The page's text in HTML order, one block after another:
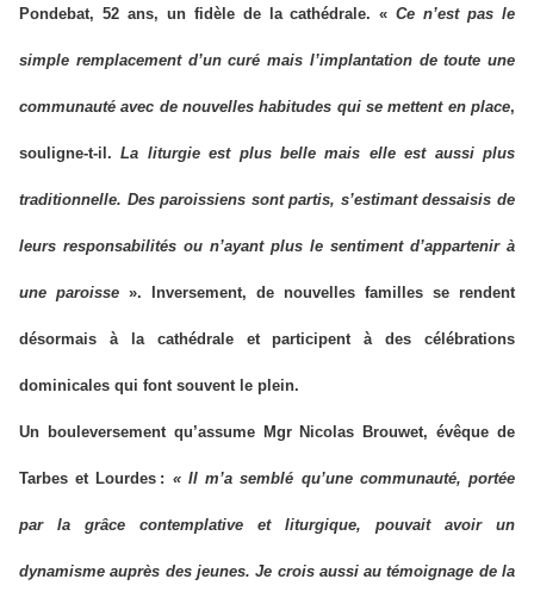
Pondebat, 52 ans, un fidèle de la cathédrale. «Ce n’est pas le
simple remplacement d’un curé mais l’implantation de toute une
communauté avec de nouvelles habitudes qui se mettent en place,
souligne-t-il.La liturgie est plus belle mais elle est aussi plus
traditionnelle. Des paroissiens sont partis, s’estimant dessaisis de
leurs responsabilités ou n’ayant plus le sentiment d’appartenir à
une paroisse ». Inversement, de nouvelles familles se rendent
désormais à la cathédrale et participent à des célébrations
dominicales qui font souvent le plein.
Un bouleversement qu’assume Mgr Nicolas Brouwet, évêque de
Tarbes et Lourdes : « Il m’a semblé qu’une communauté, portée
par la grâce contemplative et liturgique, pouvait avoir un
dynamisme auprès des jeunes. Je crois aussi au témoignage de la